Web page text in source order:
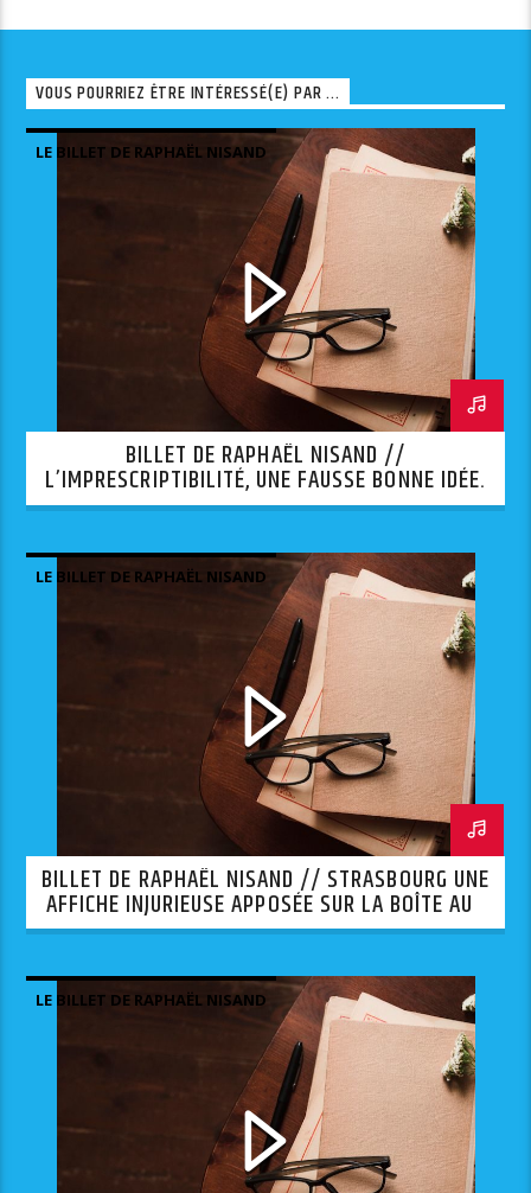
VOUS POURRIEZ ÊTRE INTÉRESSÉ(E) PAR ...
LE BILLET DE RAPHAËL NISAND
BILLET DE RAPHAËL NISAND //
L’IMPRESCRIPTIBILITÉ, UNE FAUSSE BONNE IDÉE.
LE BILLET DE RAPHAËL NISAND
BILLET DE RAPHAËL NISAND // STRASBOURG UNE
AFFICHE INJURIEUSE APPOSÉE SUR LA BOÎTE AUX
LETTRES D’UNE SYNAGOGUE.
LE BILLET DE RAPHAËL NISAND